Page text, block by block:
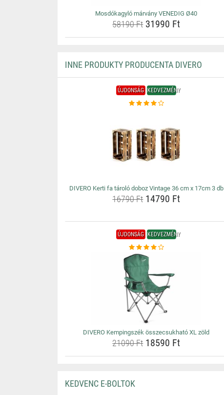
Mosdókagyló márvány VENEDIG Ø40
58190 Ft31990 Ft
INNE PRODUKTY PRODUCENTA DIVERO
ÚJDONSÁG KEDVEZMÉNY
DIVERO Kerti fa tároló doboz Vintage 36 cm x 17cm 3 db
16790 Ft14790 Ft
ÚJDONSÁG KEDVEZMÉNY
DIVERO Kempingszék összecsukható XL zöld
21090 Ft18590 Ft
KEDVENC E-BOLTOK